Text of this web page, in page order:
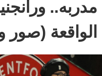
مدربه..
الواقعة (صور